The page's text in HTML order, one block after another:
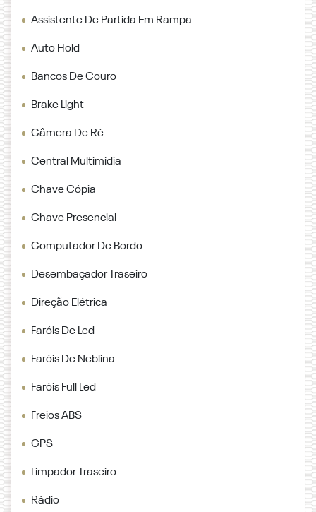
Assistente De Partida Em Rampa
Auto Hold
Bancos De Couro
Brake Light
Câmera De Ré
Central Multimídia
Chave Cópia
Chave Presencial
Computador De Bordo
Desembaçador Traseiro
Direção Elétrica
Faróis De Led
Faróis De Neblina
Faróis Full Led
Freios ABS
GPS
Limpador Traseiro
Rádio